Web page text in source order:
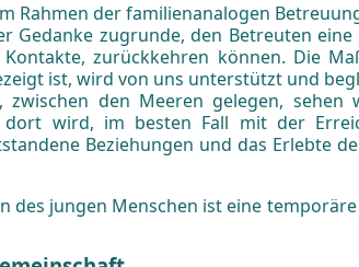
Rahmen der familienanalogen
Gedanke zugrunde, den Betreuten
Kontakte, zurückkehren können. Die
ist, wird von uns unterstützt und
zwischen den Meeren gelegen,
wird, im besten Fall mit der
Beziehungen und das Erlebte
des jungen Menschen ist eine